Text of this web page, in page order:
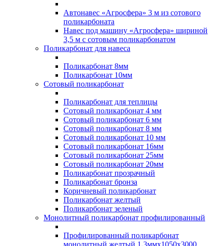
Автонавес «Агросфера» 3 м из сотового
поликарбоната
Навес под машину «Агросфера» шириной
3,5 м с сотовым поликарбонатом
Поликарбонат для навеса
Поликарбонат 8мм
Поликарбонат 10мм
Сотовый поликарбонат
Поликарбонат для теплицы
Сотовый поликарбонат 4 мм
Сотовый поликарбонат 6 мм
Сотовый поликарбонат 8 мм
Сотовый поликарбонат 10 мм
Сотовый поликарбонат 16мм
Сотовый поликарбонат 25мм
Сотовый поликарбонат 20мм
Поликарбонат прозрачный
Поликарбонат бронза
Коричневый поликарбонат
Поликарбонат желтый
Поликарбонат зеленый
Монолитный поликарбонат профилированный
Профилированный поликарбонат